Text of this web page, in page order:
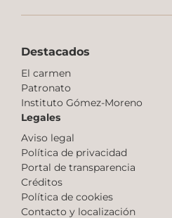
Destacados
El carmen
Patronato
Instituto Gómez-Moreno
Legales
Aviso legal
Política de privacidad
Portal de transparencia
Créditos
Política de cookies
Contacto y localización